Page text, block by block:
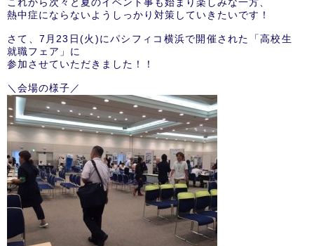
熱中症にならないようしっかり対策していきたいです！
さて、7月23日(火)にパシフィコ横浜で開催された「高校生
就職フェア」に
参加させていただきました！！
＼会場の様子／